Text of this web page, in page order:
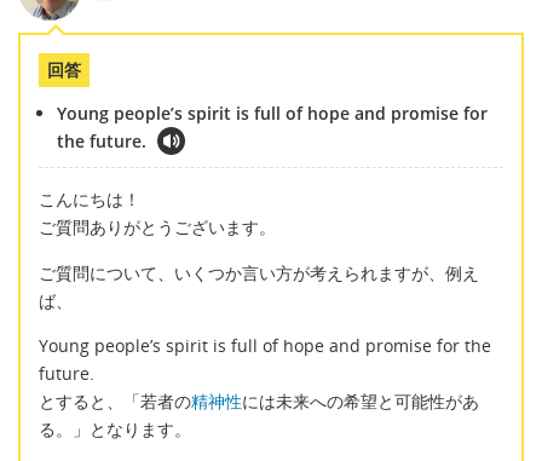
回答
Young people’s spirit is full of hope and promise for
the future.
こんにちは！
ご質問ありがとうございます。
ご質問について、いくつか言い方が考えられますが、例え
ば、
Young people’s spirit is full of hope and promise for the
future.
とすると、「若者の精神性には未来への希望と可能性があ
る。」となります。